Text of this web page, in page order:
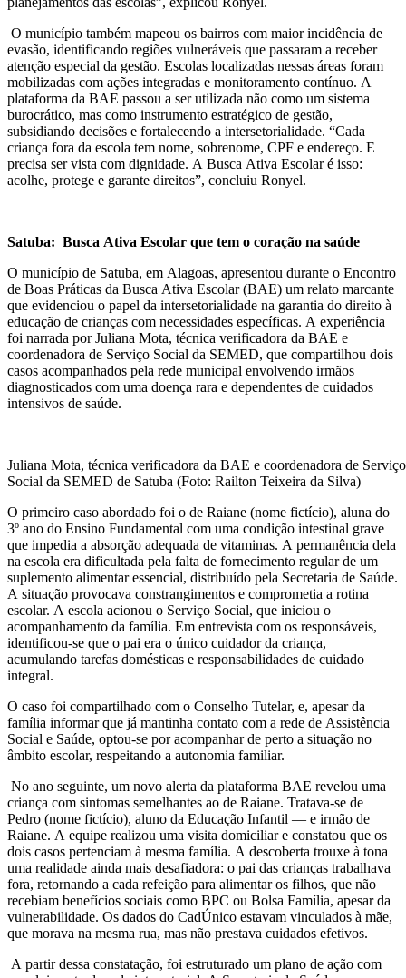
O município também mapeou os bairros com maior incidência de
evasão, identificando regiões vulneráveis que passaram a receber
atenção especial da gestão. Escolas localizadas nessas áreas foram
mobilizadas com ações integradas e monitoramento contínuo. A
plataforma da BAE passou a ser utilizada não como um sistema
burocrático, mas como instrumento estratégico de gestão,
subsidiando decisões e fortalecendo a intersetorialidade. “Cada
criança fora da escola tem nome, sobrenome, CPF e endereço. E
precisa ser vista com dignidade. A Busca Ativa Escolar é isso:
acolhe, protege e garante direitos”, concluiu Ronyel.
Satuba: Busca Ativa Escolar que tem o coração na saúde
O município de Satuba, em Alagoas, apresentou durante o Encontro
de Boas Práticas da Busca Ativa Escolar (BAE) um relato marcante
que evidenciou o papel da intersetorialidade na garantia do direito à
educação de crianças com necessidades específicas. A experiência
foi narrada por Juliana Mota, técnica verificadora da BAE e
coordenadora de Serviço Social da SEMED, que compartilhou dois
casos acompanhados pela rede municipal envolvendo irmãos
diagnosticados com uma doença rara e dependentes de cuidados
intensivos de saúde.
Juliana Mota, técnica verificadora da BAE e coordenadora de Serviço
Social da SEMED de Satuba (Foto: Railton Teixeira da Silva)
O primeiro caso abordado foi o de Raiane (nome fictício), aluna do
3º ano do Ensino Fundamental com uma condição intestinal grave
que impedia a absorção adequada de vitaminas. A permanência dela
na escola era dificultada pela falta de fornecimento regular de um
suplemento alimentar essencial, distribuído pela Secretaria de Saúde.
A situação provocava constrangimentos e comprometia a rotina
escolar. A escola acionou o Serviço Social, que iniciou o
acompanhamento da família. Em entrevista com os responsáveis,
identificou-se que o pai era o único cuidador da criança,
acumulando tarefas domésticas e responsabilidades de cuidado
integral.
O caso foi compartilhado com o Conselho Tutelar, e, apesar da
família informar que já mantinha contato com a rede de Assistência
Social e Saúde, optou-se por acompanhar de perto a situação no
âmbito escolar, respeitando a autonomia familiar.
No ano seguinte, um novo alerta da plataforma BAE revelou uma
criança com sintomas semelhantes ao de Raiane. Tratava-se de
Pedro (nome fictício), aluno da Educação Infantil — e irmão de
Raiane. A equipe realizou uma visita domiciliar e constatou que os
dois casos pertenciam à mesma família. A descoberta trouxe à tona
uma realidade ainda mais desafiadora: o pai das crianças trabalhava
fora, retornando a cada refeição para alimentar os filhos, que não
recebiam benefícios sociais como BPC ou Bolsa Família, apesar da
vulnerabilidade. Os dados do CadÚnico estavam vinculados à mãe,
que morava na mesma rua, mas não prestava cuidados efetivos.
A partir dessa constatação, foi estruturado um plano de ação com